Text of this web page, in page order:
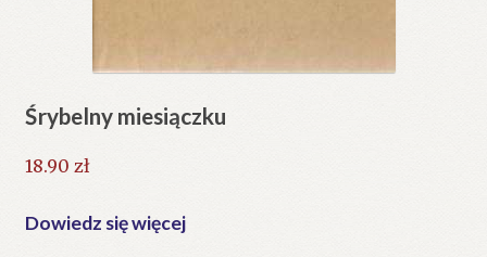
Śrybelny miesiączku
18.90 zł
Dowiedz się więcej